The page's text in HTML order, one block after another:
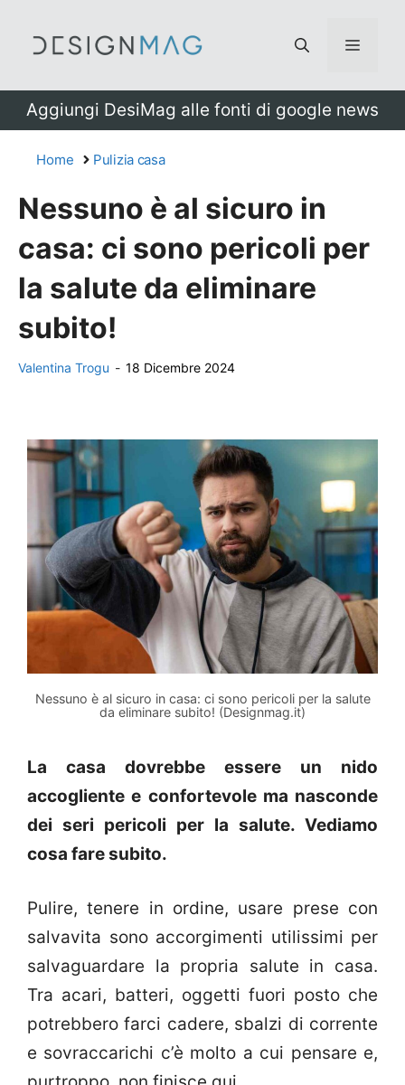
Menu
Aggiungi DesiMag alle fonti di google news
Home Pulizia casa
Nessuno è al sicuro in
casa: ci sono pericoli per
la salute da eliminare
subito!
Valentina Trogu - 18 Dicembre 2024
Nessuno è al sicuro in casa: ci sono pericoli per la salute
da eliminare subito! (Designmag.it)
La casa dovrebbe essere un nido
accogliente e confortevole ma nasconde
dei seri pericoli per la salute. Vediamo
cosa fare subito.
Pulire, tenere in ordine, usare prese con
salvavita sono accorgimenti utilissimi per
salvaguardare la propria salute in casa.
Tra acari, batteri, oggetti fuori posto che
potrebbero farci cadere, sbalzi di corrente
e sovraccarichi c’è molto a cui pensare e,